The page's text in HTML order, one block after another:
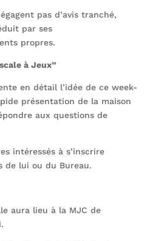
pas d’avis tranché,
par ses
propres.
à Jeux”
en détail l’idée de ce week-
présentation de la maison
aux questions de
intéressés à s’inscrire
de lui ou du Bureau.
aura lieu à la MJC de